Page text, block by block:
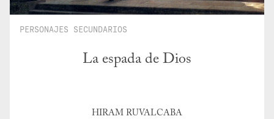
PERSONAJES SECUNDARIOS
La espada de Dios
HIRAM RUVALCABA